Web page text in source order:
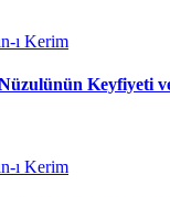
ı Kerim
Keyfiyeti
ı Kerim